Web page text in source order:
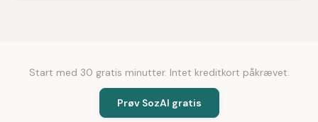
Start med 30 gratis minutter. Intet kreditkort påkrævet.
Prøv SozAI gratis